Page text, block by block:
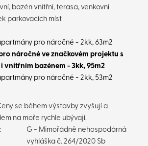
bazén vnitřní, terasa, venkovní
parkovacích míst
pro náročné - 2kk, 63m2
náročné ve značkovém projektu s
vnitřním bazénem - 3kk, 95m2
pro náročné - 2kk, 53m2
se během výstavby zvyšují a
na moře rychle ubývají.
G - Mimořádně nehospodárná
vyhláška č. 264/2020 Sb